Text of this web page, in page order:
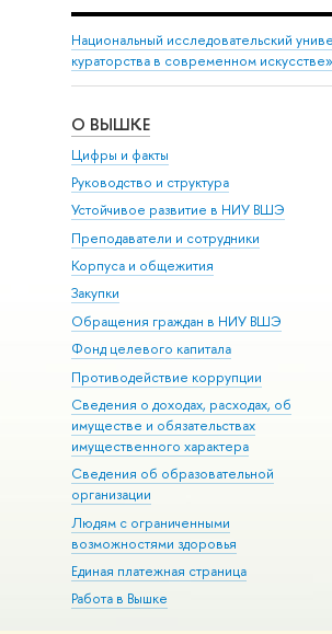
Национальный исследовательский
кураторства в современном искусстве»
О ВЫШКЕ
Цифры и факты
Руководство и структура
Устойчивое развитие в НИУ ВШЭ
Преподаватели и сотрудники
Корпуса и общежития
Закупки
Обращения граждан в НИУ ВШЭ
Фонд целевого капитала
Противодействие коррупции
Сведения о доходах, расходах, об
имуществе и обязательствах
имущественного характера
Сведения об образовательной
организации
Людям с ограниченными
возможностями здоровья
Единая платежная страница
Работа в Вышке